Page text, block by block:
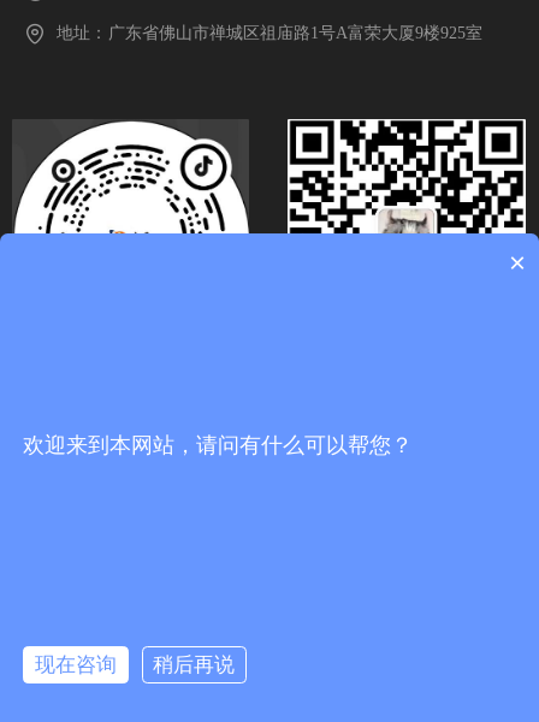
地址： 广东省佛山市禅城区祖庙路1号A富荣大厦9楼925室
网站地图：防爆数字对讲机_车载台中继台_无线对讲系统代理商-佛山市海川通电
子科技有限公司
×
欢迎来到本网站，请问有什么可以帮您？
现在咨询 稍后再说